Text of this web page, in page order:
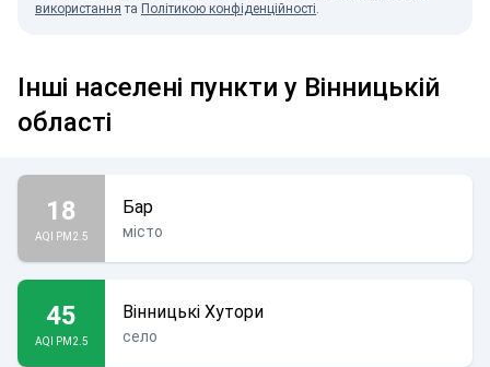
використання та Політикою конфіденційності.
Інші населені пункти у Вінницькій
області
18
AQI PM2.5
Бар
місто
45
AQI PM2.5
Вінницькі Хутори
село